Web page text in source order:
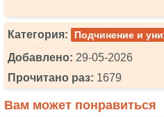
Категория: Подчинение и
Добавлено: 29-05-2026
Прочитано раз: 1679
Вам может понравиться